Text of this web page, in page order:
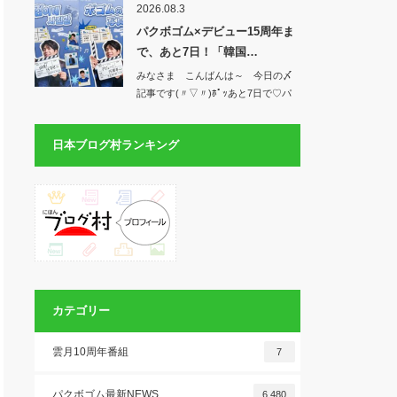
2026.08.3
パクボゴム×デビュー15周年ま
で、あと7日！「韓国…
みなさま こんばんは～ 今日の〆
記事です(〃▽〃)ﾎﾟｯあと7日で♡パ
日本ブログ村ランキング
カテゴリー
雲月10周年番組 7
パクボゴム最新NEWS 6,480